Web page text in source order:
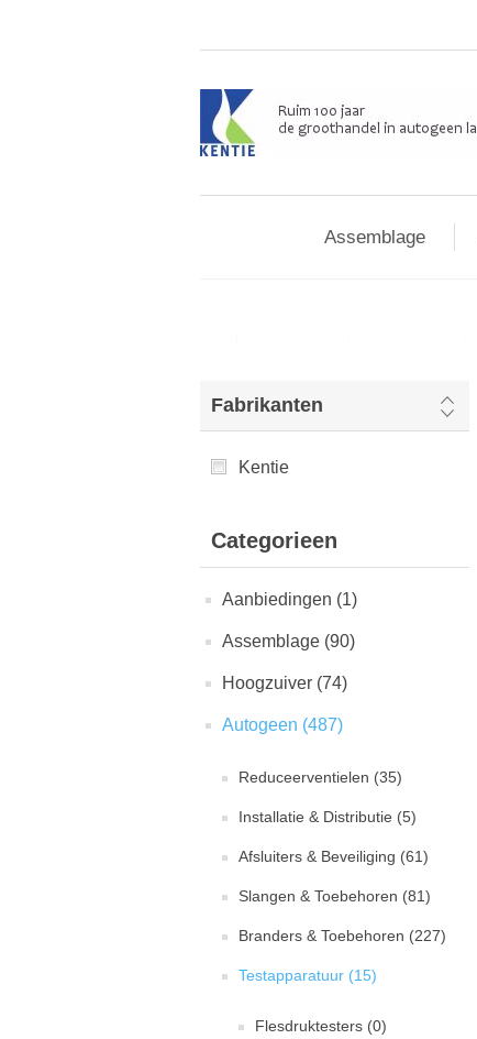
Assemblage
Fabrikanten
Kentie
Categorieen
Aanbiedingen (1)
Assemblage (90)
Hoogzuiver (74)
Autogeen (487)
Reduceerventielen (35)
Installatie & Distributie (5)
Afsluiters & Beveiliging (61)
Slangen & Toebehoren (81)
Branders & Toebehoren (227)
Testapparatuur (15)
Flesdruktesters (0)